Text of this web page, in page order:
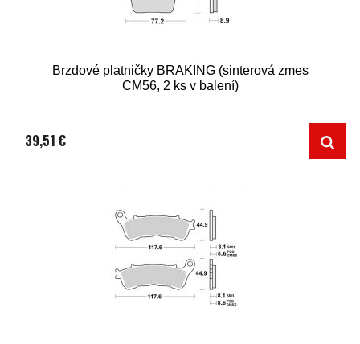
Brzdové platničky BRAKING (sinterová zmes
CM56, 2 ks v balení)
39,51 €